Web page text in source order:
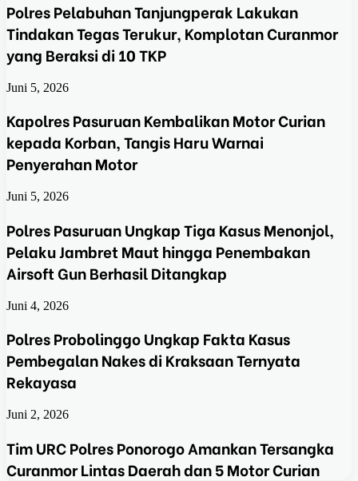
Polres Pelabuhan Tanjungperak Lakukan
Tindakan Tegas Terukur, Komplotan Curanmor
yang Beraksi di 10 TKP
Juni 5, 2026
Kapolres Pasuruan Kembalikan Motor Curian
kepada Korban, Tangis Haru Warnai
Penyerahan Motor
Juni 5, 2026
Polres Pasuruan Ungkap Tiga Kasus Menonjol,
Pelaku Jambret Maut hingga Penembakan
Airsoft Gun Berhasil Ditangkap
Juni 4, 2026
Polres Probolinggo Ungkap Fakta Kasus
Pembegalan Nakes di Kraksaan Ternyata
Rekayasa
Juni 2, 2026
Tim URC Polres Ponorogo Amankan Tersangka
Curanmor Lintas Daerah dan 5 Motor Curian